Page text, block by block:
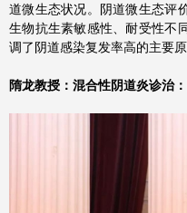
道微生态状况。阴道微生态评
生物抗生素敏感性、耐受性不
调了阴道感染复发率高的主要
隋龙教授：混合性阴道炎诊治